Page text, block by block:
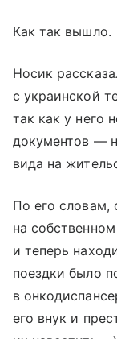
Как так вышло.
Носик
с украинской
так как у него
документов —
вида на
По его словам,
на
и теперь
поездки было
в
его внук и